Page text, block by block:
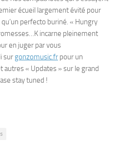
écueil largement évité pour
perfecto buriné. « Hungry
incarne pleinement
en juger par vous
sur gonzomusic.fr pour un
« Updates » sur le grand
stay tuned !